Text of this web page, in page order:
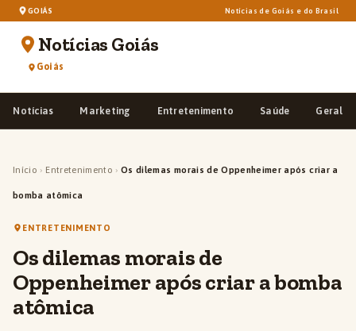
GOIÁS Notícias de Goiás e do Brasil
Notícias Goiás
Goiás
Notícias Marketing Entretenimento Saúde Geral
Início › Entretenimento › Os dilemas morais de Oppenheimer após criar a
bomba atômica
ENTRETENIMENTO
Os dilemas morais de
Oppenheimer após criar a bomba
atômica